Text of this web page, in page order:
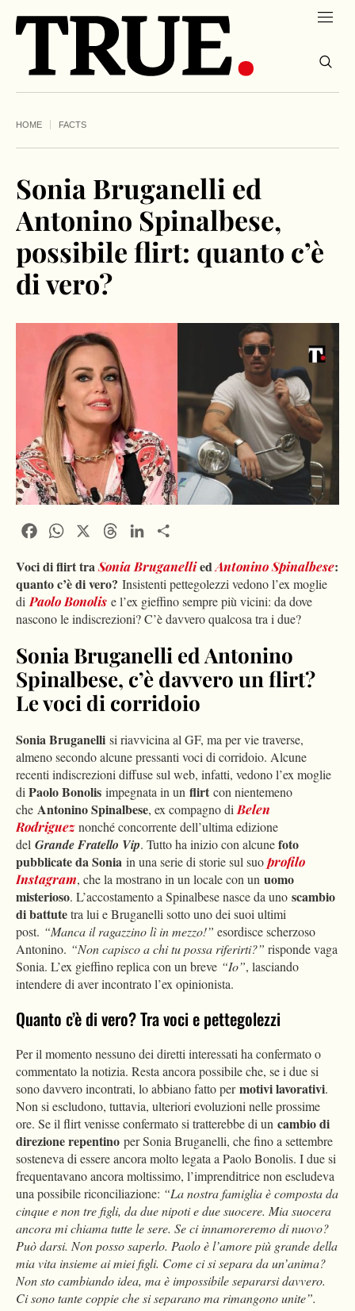
HOME FACTS
Sonia Bruganelli ed
Antonino Spinalbese,
possibile flirt: quanto c’è
di vero?
FacebookWhatsApp ThreadsLinkedIn
Voci di flirt traSonia BruganelliedAntonino Spinalbese:
quanto c’è di vero? Insistenti pettegolezzi vedono l’ex moglie
diPaolo Bonolis e l’ex gieffino sempre più vicini: da dove
nascono le indiscrezioni? C’è davvero qualcosa tra i due?
Sonia Bruganelli ed Antonino
Spinalbese, c’è davvero un flirt?
Le voci di corridoio
Sonia Bruganelli si riavvicina al GF, ma per vie traverse,
almeno secondo alcune pressanti voci di corridoio. Alcune
recenti indiscrezioni diffuse sul web, infatti, vedono l’ex moglie
diPaolo Bonolis impegnata in un flirt con nientemeno
che Antonino Spinalbese, ex compagno diBelen
Rodriguez nonché concorrente dell’ultima edizione
del Grande Fratello Vip. Tutto ha inizio con alcunefoto
pubblicate da Sonia in una serie di storie sul suoprofilo
Instagram, che la mostrano in un locale con un uomo
misterioso. L’accostamento a Spinalbese nasce da uno scambio
di battutetra lui e Bruganelli sotto uno dei suoi ultimi
post. “Manca il ragazzino lì in mezzo!” esordisce scherzoso
Antonino. “Non capisco a chi tu possa riferirti?” risponde vaga
Sonia. L’ex gieffino replica con un breve “Io”, lasciando
intendere di aver incontrato l’ex opinionista.
Quanto c’è di vero? Tra voci e pettegolezzi
Per il momento nessuno dei diretti interessati ha confermato o
commentato la notizia. Resta ancora possibile che, se i due si
sono davvero incontrati, lo abbiano fatto permotivi lavorativi.
Non si escludono, tuttavia, ulteriori evoluzioni nelle prossime
ore. Se il flirt venisse confermato si tratterebbe di un cambio di
direzione repentino per Sonia Bruganelli, che fino a settembre
sosteneva di essere ancora molto legata a Paolo Bonolis. I due si
frequentavano ancora moltissimo, l’imprenditrice non escludeva
una possibile riconciliazione: “La nostra famiglia è composta da
cinque e non tre figli, da due nipoti e due suocere. Mia suocera
ancora mi chiama tutte le sere. Se ci innamoreremo di nuovo?
Può darsi. Non posso saperlo. Paolo è l’amore più grande della
mia vita insieme ai miei figli. Come ci si separa da un’anima?
Non sto cambiando idea, ma è impossibile separarsi davvero.
Ci sono tante coppie che si separano ma rimangono unite”.